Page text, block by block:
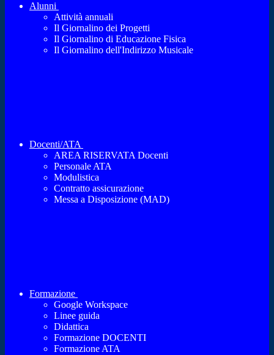
Alunni
Attività annuali
Il Giornalino dei Progetti
Il Giornalino di Educazione Fisica
Il Giornalino dell'Indirizzo Musicale
Docenti/ATA
AREA RISERVATA Docenti
Personale ATA
Modulistica
Contratto assicurazione
Messa a Disposizione (MAD)
Formazione
Google Workspace
Linee guida
Didattica
Formazione DOCENTI
Formazione ATA